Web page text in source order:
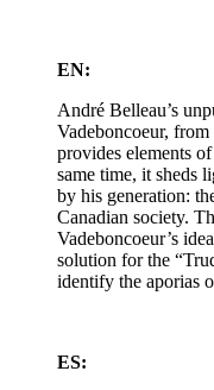
EN:
André Belleau’s
Vadeboncoeur,
provides elements
same time, it sheds
by his generation:
Canadian society.
Vadeboncoeur’s
solution for the
identify the aporias
ES: